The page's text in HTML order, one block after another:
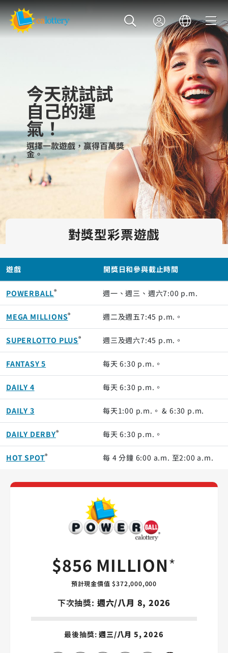
今天就試試
自己的運
氣！
選擇一款遊戲，贏得百萬獎
金。
對獎型彩票遊戲
遊戲 開獎日和參與截止時間
POWERBALL® 週一、週三、週六7:00 p.m.
MEGA MILLIONS® 週二及週五7:45 p.m.。
SUPERLOTTO PLUS® 週三及週六7:45 p.m.。
FANTASY 5 每天 6:30 p.m.。
DAILY 4 每天 6:30 p.m.。
DAILY 3 每天1:00 p.m.。 &6:30 p.m.
DAILY DERBY® 每天 6:30 p.m.。
HOT SPOT® 每 4 分鐘 6:00 a.m. 至2:00 a.m.
Powerball 遊
$856 MILLION*
預計現金價值 $372,000,000
下次抽獎: 週六/八月 8, 2026
最後抽獎:週三/八月 5, 2026